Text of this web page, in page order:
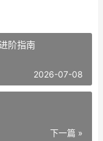
阶指南
2026-07-08
下一篇 »